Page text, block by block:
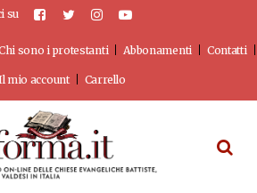
su
sono i protestanti Abbonamenti Contatti
mio account Carrello